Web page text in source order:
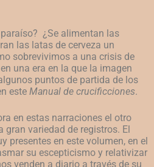
¿Se alimentan las
las latas de cerveza un
sobrevivimos a una crisis de
una era en la que la imagen
puntos de partida de los
este Manual de crucificciones.
en estas narraciones el otro
gran variedad de registros. El
presentes en este volumen, en el
su escepticismo y relativizar
venden a diario a través de su